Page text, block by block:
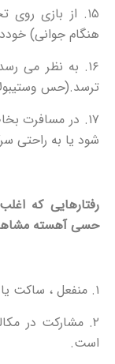
۱۵. از بازی
هنگام جوانی)
۱۶. به نظر می
ترسد.(حس
۱۷. در مسافرت
شود یا به راحتی
رفتارهایی که
حسی آهسته
۱. منفعل ، ساکت یا منزوی است.
۲. مشارکت در
است.